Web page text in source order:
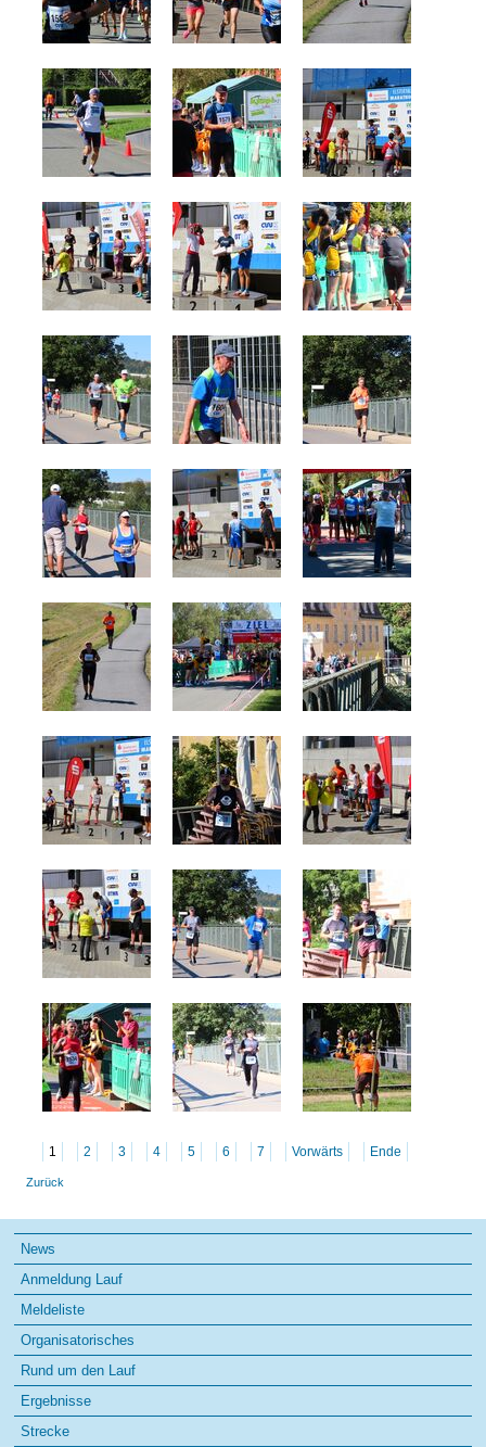
1 2 3 4 5 6 7 Vorwärts Ende
Zurück
Navigation
überspringen
News
Anmeldung Lauf
Meldeliste
Organisatorisches
Rund um den Lauf
Ergebnisse
Strecke